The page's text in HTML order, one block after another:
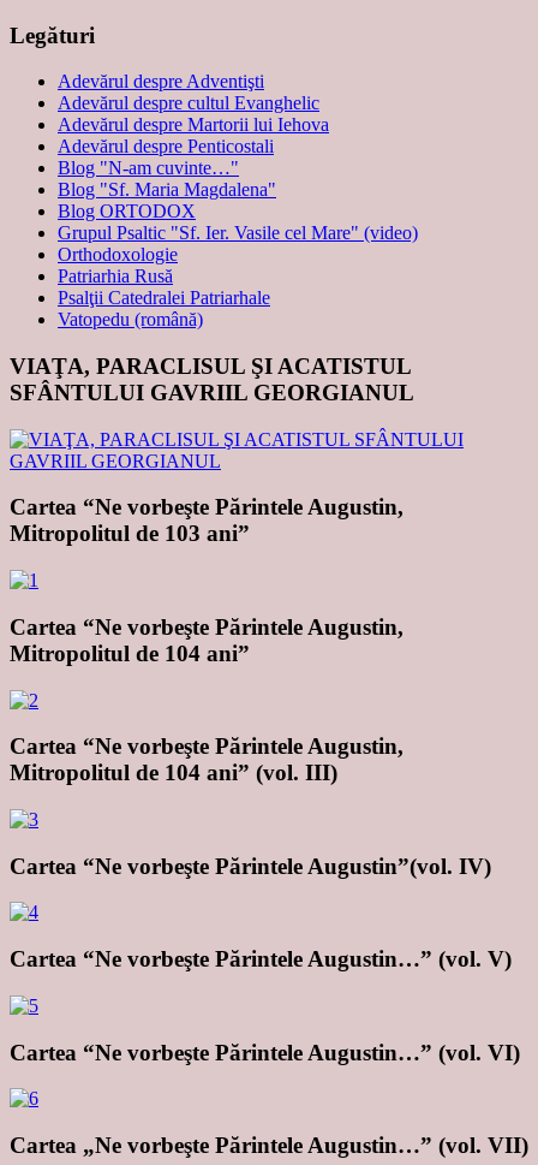
Legături
Adevărul despre Adventişti
Adevărul despre cultul Evanghelic
Adevărul despre Martorii lui Iehova
Adevărul despre Penticostali
Blog "N-am cuvinte…"
Blog "Sf. Maria Magdalena"
Blog ORTODOX
Grupul Psaltic "Sf. Ier. Vasile cel Mare" (video)
Orthodoxologie
Patriarhia Rusă
Psalţii Catedralei Patriarhale
Vatopedu (română)
VIAŢA, PARACLISUL ŞI ACATISTUL
SFÂNTULUI GAVRIIL GEORGIANUL
Cartea “Ne vorbeşte Părintele Augustin,
Mitropolitul de 103 ani”
Cartea “Ne vorbeşte Părintele Augustin,
Mitropolitul de 104 ani”
Cartea “Ne vorbeşte Părintele Augustin,
Mitropolitul de 104 ani” (vol. III)
Cartea “Ne vorbeşte Părintele Augustin”(vol. IV)
Cartea “Ne vorbeşte Părintele Augustin…” (vol. V)
Cartea “Ne vorbeşte Părintele Augustin…” (vol. VI)
Cartea „Ne vorbeşte Părintele Augustin…” (vol. VII)